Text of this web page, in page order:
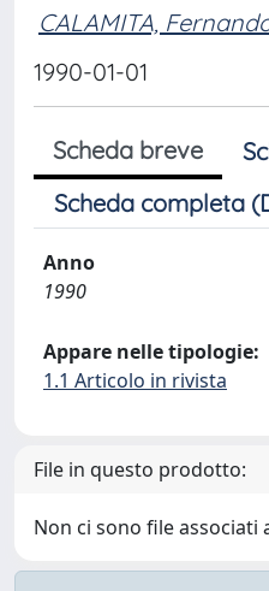
CALAMITA,
1990-01-01
Scheda breve
Scheda completa
Anno
1990
Appare nelle tipologie:
1.1 Articolo in rivista
File in questo prodotto:
Non ci sono file